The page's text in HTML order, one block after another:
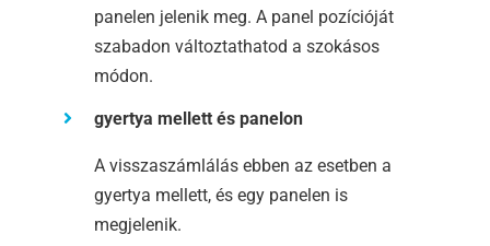
panelen jelenik meg. A panel pozícióját
szabadon változtathatod a szokásos
módon.
gyertya mellett és panelon
A visszaszámlálás ebben az esetben a
gyertya mellett, és egy panelen is
megjelenik.